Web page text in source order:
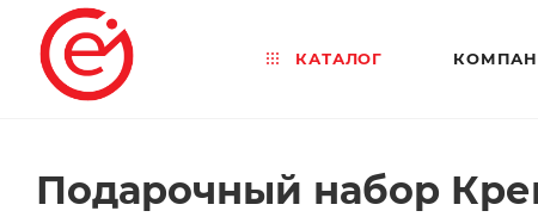
КАТАЛОГ
Подарочный набор